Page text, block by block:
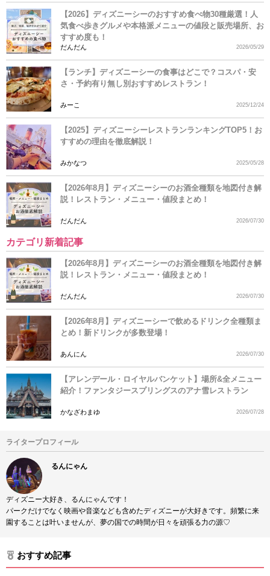
【2026】ディズニーシーのおすすめ食べ物30種厳選！人
気食べ歩きグルメや本格派メニューの値段と販売場所、お
すすめ度も！
だんだん 2026/05/29
【ランチ】ディズニーシーの食事はどこで？コスパ・安
さ・予約有り無し別おすすめレストラン！
みーこ 2025/12/24
【2025】ディズニーシーレストランランキングTOP5！お
すすめの理由を徹底解説！
みかなつ 2025/05/28
【2026年8月】ディズニーシーのお酒全種類を地図付き解
説！レストラン・メニュー・値段まとめ！
だんだん 2026/07/30
カテゴリ新着記事
【2026年8月】ディズニーシーのお酒全種類を地図付き解
説！レストラン・メニュー・値段まとめ！
だんだん 2026/07/30
【2026年8月】ディズニーシーで飲めるドリンク全種類ま
とめ！新ドリンクが多数登場！
あんにん 2026/07/30
【アレンデール・ロイヤルバンケット】場所&全メニュー
紹介！ファンタジースプリングスのアナ雪レストラン
かなざわまゆ 2026/07/28
ライタープロフィール
るんにゃん
ディズニー大好き、るんにゃんです！
パークだけでなく映画や音楽なども含めたディズニーが大好きです。頻繁に来
園することは叶いませんが、夢の国での時間が日々を頑張る力の源♡
おすすめ記事